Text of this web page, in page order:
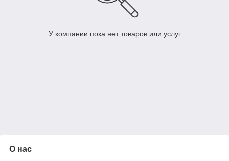
У компании пока нет товаров или услуг
О нас